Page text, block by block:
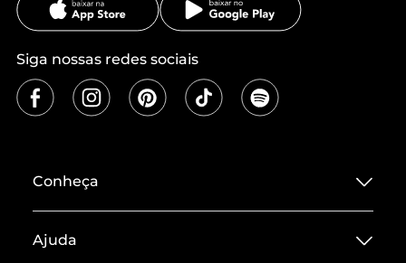
Siga nossas redes sociais
Conheça
Termos de Uso
Ajuda